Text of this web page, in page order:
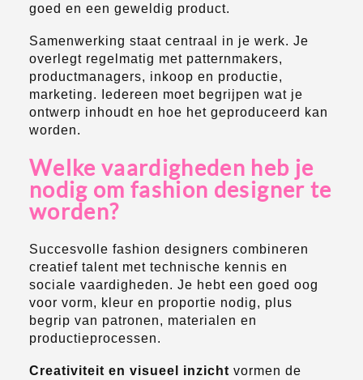
goed en een geweldig product.
Samenwerking staat centraal in je werk. Je
overlegt regelmatig met patternmakers,
productmanagers, inkoop en productie,
marketing. Iedereen moet begrijpen wat je
ontwerp inhoudt en hoe het geproduceerd kan
worden.
Welke vaardigheden heb je
nodig om fashion designer te
worden?
Succesvolle fashion designers combineren
creatief talent met technische kennis en
sociale vaardigheden. Je hebt een goed oog
voor vorm, kleur en proportie nodig, plus
begrip van patronen, materialen en
productieprocessen.
Creativiteit en visueel inzicht vormen de